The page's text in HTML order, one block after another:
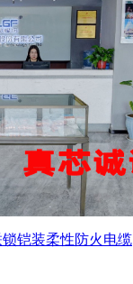
铠装柔性防火电缆